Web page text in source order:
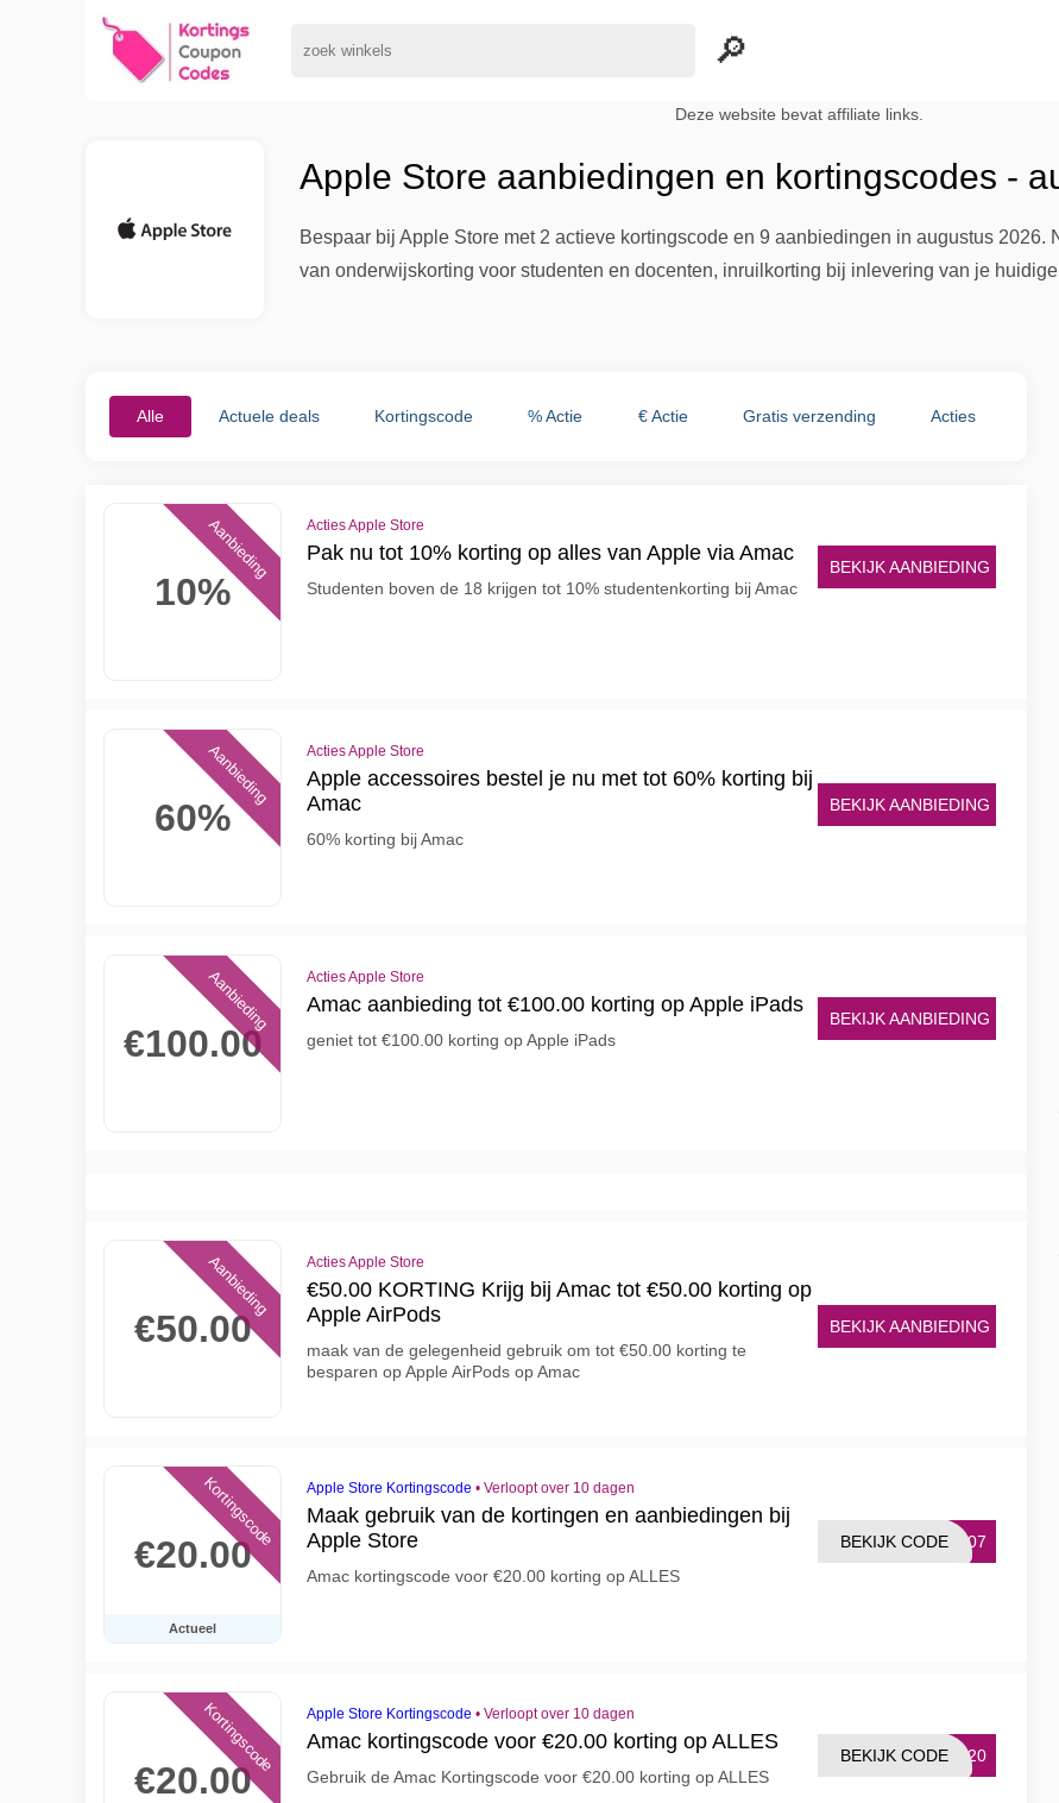
Deze website bevat affiliate links.
Apple Store aanbiedingen en kortingscodes -
Bespaar bij Apple Store met 2 actieve kortingscode en 9 aanbiedingen in augustus
van onderwijskorting voor studenten en docenten, inruilkorting bij inlevering van je
Alle Actuele deals Kortingscode % Actie € Actie Gratis verzending Acties
10%
Aanbieding Acties Apple Store
Pak nu tot 10% korting op alles van Apple via Amac
Studenten boven de 18 krijgen tot 10% studentenkorting bij Amac
BEKIJK AANBIEDING
60%
Aanbieding Acties Apple Store
Apple accessoires bestel je nu met tot 60% korting bij
Amac
60% korting bij Amac
BEKIJK AANBIEDING
€100.00
Aanbieding Acties Apple Store
Amac aanbieding tot €100.00 korting op Apple iPads
geniet tot €100.00 korting op Apple iPads
BEKIJK AANBIEDING
€50.00
Aanbieding Acties Apple Store
€50.00 KORTING Krijg bij Amac tot €50.00 korting op
Apple AirPods
maak van de gelegenheid gebruik om tot €50.00 korting te
besparen op Apple AirPods op Amac
BEKIJK AANBIEDING
€20.00
Actueel
Kortingscode Apple Store Kortingscode • Verloopt over 10 dagen
Maak gebruik van de kortingen en aanbiedingen bij
Apple Store
Amac kortingscode voor €20.00 korting op ALLES
0207
BEKIJK CODE
€20.00
Kortingscode Apple Store Kortingscode • Verloopt over 10 dagen
Amac kortingscode voor €20.00 korting op ALLES
Gebruik de Amac Kortingscode voor €20.00 korting op ALLES
NA20
BEKIJK CODE